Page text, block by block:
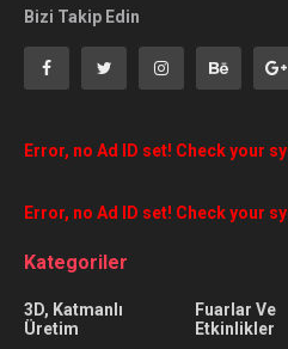
Bizi Takip Edin
Error, no Ad ID set! Check your
Error, no Ad ID set! Check your
Kategoriler
3D, Katmanlı
Üretim
Fuarlar Ve
Etkinlikler